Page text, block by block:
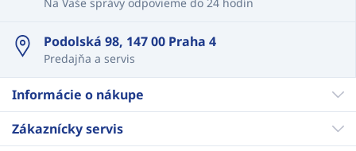
Na Vaše správy odpovieme do 24 hodín
Podolská 98, 147 00 Praha 4
Predajňa a servis
Informácie o nákupe
Zákaznícky servis